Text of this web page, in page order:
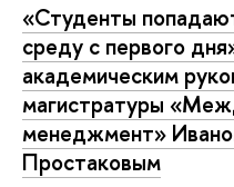
«Студенты
среду с первого
академическим
магистратуры
менеджмент»
Простаковым